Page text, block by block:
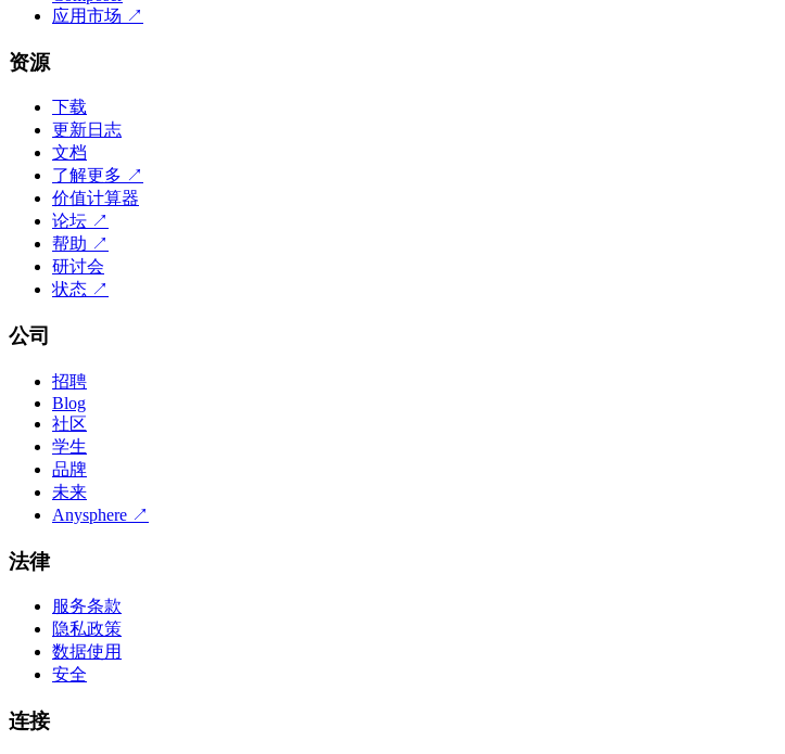
应用市场 ↗
资源
下载
更新日志
文档
了解更多 ↗
价值计算器
论坛 ↗
帮助 ↗
研讨会
状态 ↗
公司
招聘
Blog
社区
学生
品牌
未来
Anysphere ↗
法律
服务条款
隐私政策
数据使用
安全
连接